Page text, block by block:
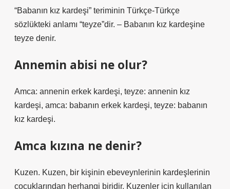
“Babanın kız kardeşi” teriminin Türkçe-Türkçe
sözlükteki anlamı “teyze”dir. – Babanın kız kardeşine
teyze denir.
Annemin abisi ne olur?
Amca: annenin erkek kardeşi, teyze: annenin kız
kardeşi, amca: babanın erkek kardeşi, teyze: babanın
kız kardeşi.
Amca kızına ne denir?
Kuzen. Kuzen, bir kişinin ebeveynlerinin kardeşlerinin
çocuklarından herhangi biridir. Kuzenler için kullanılan